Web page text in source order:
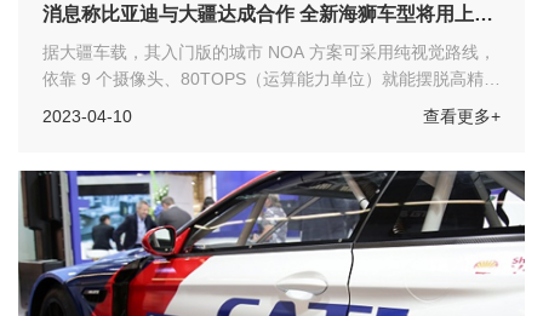
消息称比亚迪与大疆达成合作 全新海狮车型将用上高
据大疆车载，其入门版的城市 NOA 方案可采用纯视觉路线，
依靠 9 个摄像头、80TOPS（运算能力单位）就能摆脱高精地
图依赖，实现泊车辅助、记忆泊车、记忆行车、高速领航驾
2023-04-10 查看更多+